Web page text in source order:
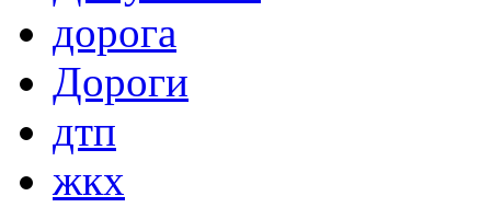
дорога
Дороги
дтп
жкх